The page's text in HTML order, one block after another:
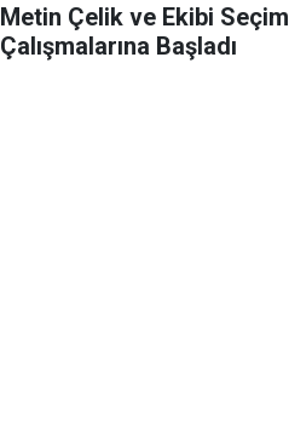
Metin Çelik ve Ekibi Seçim
Çalışmalarına Başladı